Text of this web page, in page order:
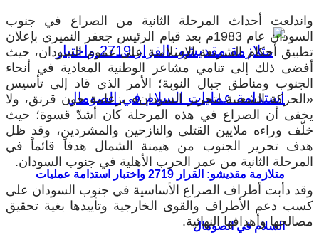
متلازمة مقديشو: القرار 2719 واختبار استدامة عمليات
السلام في الصومال
واندلعت أحداث المرحلة الثانية من الصراع في جنوب
السودان عام 1983م بعد قيام الرئيس جعفر النميري بإعلان
تطبيق أحكام الشريعة الإسلامية على عموم السودان، حيث
أفضى ذلك إلى تنامي مشاعر الوطنية المعادية في أنحاء
الجنوب ومناطق جبال النوبة؛ الأمر الذي قاد إلى تأسيس
«الحركة الشعبية لتحرير السودان» بزعامة جون قرنق، ولا
يخفى أن الصراع في هذه المرحلة كان أشدّ قسوة؛ حيث
خلّف وراءه ملايين القتلى والنازحين والمشردين، وقد ظل
هدف تحرير الجنوب من هيمنة الشمال هدفاً قائماً في
المرحلة الثانية من عمر الحرب الأهلية في جنوب السودان.
وقد دأبت أطراف الصراع الأساسية في جنوب السودان على
كسب دعم الأطراف والقوى الخارجية وتأييدها بغية تحقيق
مصالحها وأهدافها النهائية.